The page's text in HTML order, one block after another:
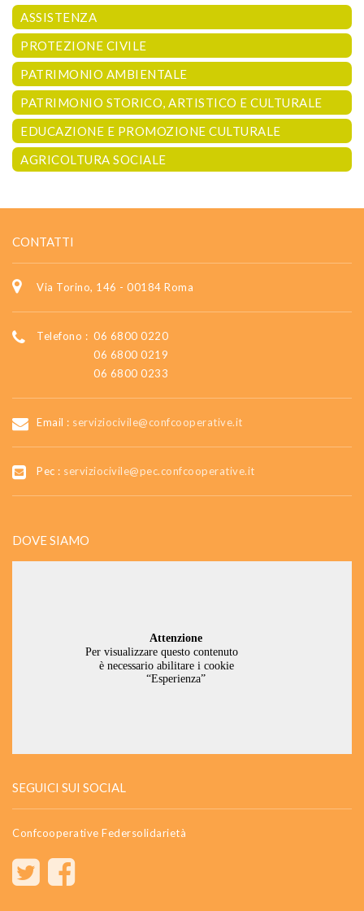
ASSISTENZA
PROTEZIONE CIVILE
PATRIMONIO AMBIENTALE
PATRIMONIO STORICO, ARTISTICO E CULTURALE
EDUCAZIONE E PROMOZIONE CULTURALE
AGRICOLTURA SOCIALE
CONTATTI
Via Torino, 146 - 00184 Roma
Telefono : 06 6800 0220
06 6800 0219
06 6800 0233
Email : serviziocivile@confcooperative.it
Pec : serviziocivile@pec.confcooperative.it
DOVE SIAMO
SEGUICI SUI SOCIAL
Confcooperative Federsolidarietà